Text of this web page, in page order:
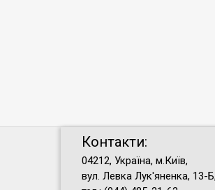
Контакти:
04212, Україна, м.Київ,
вул. Левка Лук'яненка, 13-